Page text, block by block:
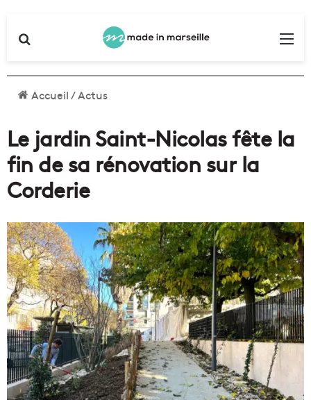
Accueil/Actus
Le jardin Saint-Nicolas fête la
fin de sa rénovation sur la
Corderie